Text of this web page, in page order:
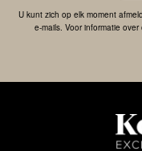
U kunt zich op elk moment
e-mails. Voor informatie